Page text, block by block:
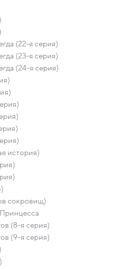
(22-я серия)
(23-я серия)
(24-я серия)
история)
сокровищ)
(8-я серия)
(9-я серия)